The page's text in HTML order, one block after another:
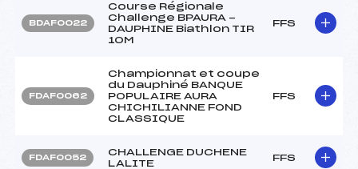
BDAF0022
Course Régionale
Challenge BPAURA -
DAUPHINE Biathlon TIR
10M
FFS
FDAF0062
Championnat et coupe
du Dauphiné BANQUE
POPULAIRE AURA
CHICHILIANNE FOND
CLASSIQUE
FFS
FDAF0052
CHALLENGE DUCHENE
LALITE
FFS